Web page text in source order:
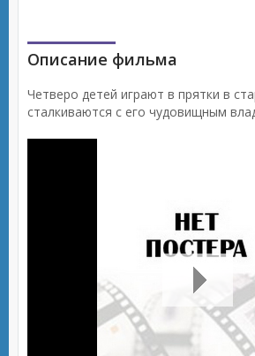
Описание фильма
Четверо детей играют в прятки в
сталкиваются с его чудовищным